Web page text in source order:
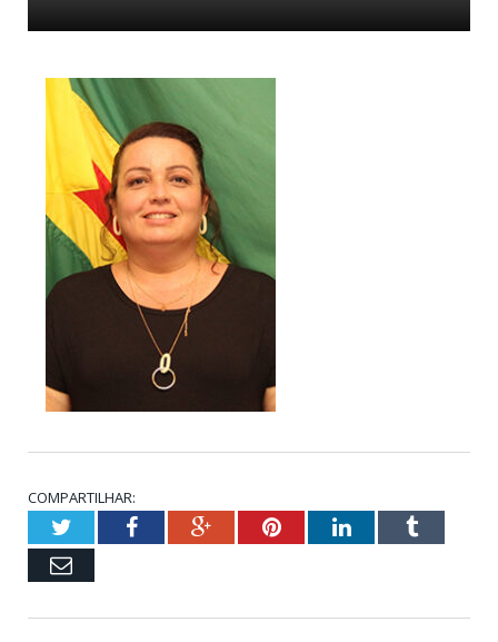
COMPARTILHAR:
TwitterFacebookGoogle+PinterestLinkedInTumblr
Email